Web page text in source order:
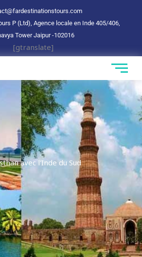
P (Ltd), Agence locale en Inde 405/406,
Tower Jaipur-102016
[gtranslate]
avec l'Inde du Sud